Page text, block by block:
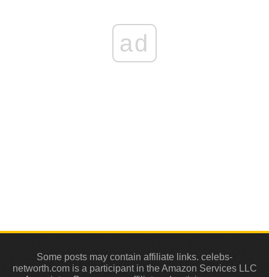
ad
Some posts may contain affiliate links. celebs-
networth.com is a participant in the Amazon Services LLC